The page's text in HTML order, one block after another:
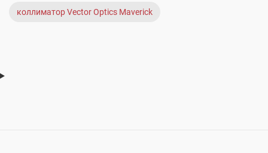
коллиматор Vector Optics Maverick